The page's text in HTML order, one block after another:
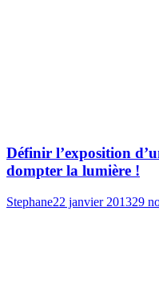
Définir l’exposition
dompter la lumière !
Stephane22 janvier 201329